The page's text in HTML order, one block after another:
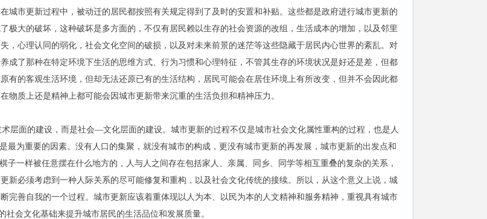
城市更新过程中，被动迁的居民都按照有关规定得到了及时的安置和补贴。这些都是政府进行城市更新的
极大的破坏，这种破坏是多方面的，不仅有居民赖以生存的社会资源的改组，生活成本的增加，以及邻里
，心理认同的弱化，社会文化空间的破损，以及对未来前景的迷茫等这些隐藏于居民内心世界的紊乱。对
成了那种在特定环境下生活的思维方式、行为习惯和心理特征，不管其生存的环境状况是好还是差，但都
有的客观生活环境，但却无法还原已有的生活结构，居民可能会在居住环境上有所改变，但并不会因此都
质上还是精神上都可能会因城市更新带来沉重的生活负担和精神压力。
层面的建设，而是社会—文化层面的建设。城市更新的过程不仅是城市社会文化属性重构的过程，也是人
最为重要的因素。没有人口的集聚，就没有城市的构成，更没有城市更新的再发展，城市更新的出发点和
子一样被任意摆在什么地方的，人与人之间存在包括家人、亲属、同乡、同学等相互重叠的复杂的关系，
新必须考虑到一种人际关系的尽可能修复和重构，以及社会文化传统的接续。所以，从这个意义上说，城
完善自我的一个过程。城市更新应该着重体现以人为本、以民为本的人文精神和服务精神，重视具有城市
会文化基础来提升城市居民的生活品位和发展质量。